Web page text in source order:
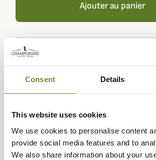
Consent Details
This website uses cookies
We use cookies to personalise content
provide social media features and to
We also share information about your
Ajouter au panier
En achetant ce produit vous gagnerez
programme de fidélité. Votre panier totalisera
Expédié dans
Échange ou
90 jours